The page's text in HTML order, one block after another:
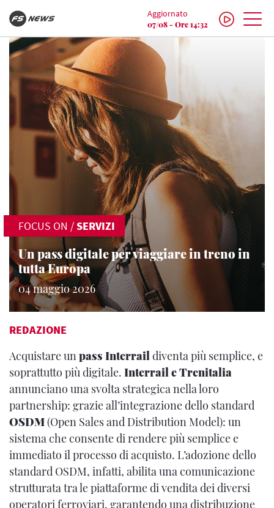
Aggiornato
07/08 - Ore 14:32
FOCUS ON /SERVIZI
Un pass digitale per viaggiare in treno in
tutta Europa
04 maggio 2026
REDAZIONE
Acquistare unpass Interraildiventa più semplice, e
soprattutto più digitale. Interrail e Trenitalia
annunciano una svolta strategica nella loro
partnership: grazie all’integrazione dello standard
OSDM(Open Sales and Distribution Model): un
sistema che consente di rendere più semplice e
immediato il processo di acquisto. L’adozione dello
standard OSDM, infatti, abilita una comunicazione
strutturata tra le piattaforme di vendita dei diversi
operatori ferroviari, garantendo una distribuzione